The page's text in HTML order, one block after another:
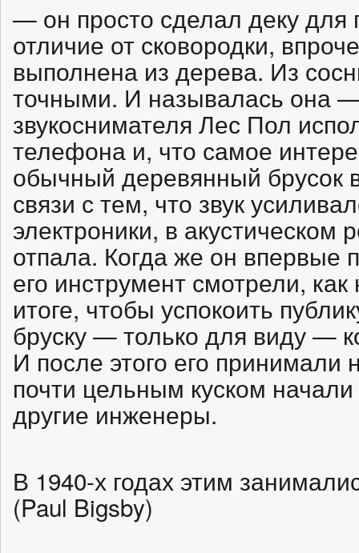
— он просто сделал деку для
отличие от сковородки,
выполнена из дерева. Из
точными. И называлась она
звукоснимателя Лес Пол
телефона и, что самое
обычный деревянный брусок
связи с тем, что звук
электроники, в акустическом
отпала. Когда же он впервые
его инструмент смотрели,
итоге, чтобы успокоить
бруску — только для виду —
И после этого его
почти цельным куском
другие инженеры.
В 1940-х годах этим
(Paul Bigsby)